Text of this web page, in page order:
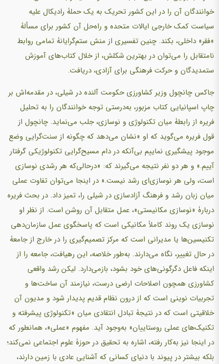
خوانندگان آن را در این کشور تحریک به یک حملۀ رادیکال علیه
سیاست کمک خارجی ایالات متحده و راه‌حل آن کشور برای مسألۀ
«فقر» داخلی، بکند. چنین تفسیری از منش ستم‌گرایانۀ تمامی روابط
نامتقابل را می‌توان در بهترین شکلش، از خلال کتاب‌های آموزش
ستمدیدگان و حرکت فرهنگی برای آزادی، دریافت.
جاکس چانچول وزیر کشاورزی حکومت آلنده در شیلی، در مقدمه‌اش بر
چاپ اسپانیایی کتاب مزبور، به‌درستی توجه خوانندگان را به تحلیل
فریره از رابطۀ میان تکنولوژی و نوسازی، جلب می‌نماید. چانچول از
قول فریره می‌گوید که او «نشان می‌دهد که چگونه از سنت‌گرایی وضع
موجود پیشگیری نماییم بی‌آنکه در دام مسیح‌گرایی تکنولوژیکی گرفتار
آییم.» و هر دو نفر نتیجه می‌گیرند که: «درحالی‌که هر رشدی نوسازی
است، ولی هر نوسازی‌ای رشد نیست.» در اینجا می‌توان تفاوت عملی
میان زبان رشد و فرهنگ آزادسازی در شیلی را، تمیز داد. در بحث فریره
دربارۀ «نوسازی مکانیستی»، عمل متقابل آن روشن است. از نظر او
نوسازی یک روند کاملاً مکانیکی است که پاسخگوی عمل سازمان‌دهی
تکنیسین‌ها یا مدیرانی است که مرکز تصمیم‌گیری را در خارج از جامعۀ
در حال تغییر، نگاه می‌دارند. به‌طور خلاصه، این رهیافت، جامعه را از
اینکه فاعل دگرگونی‌های خود بشود، بازمی‌دارد. لیکن رشد واقعی
کشاورزی همچون اصلاحات ارضی درست، نیازمند آن ساخت‌ها و
تجربیات نوینی است که از درون نظام قدیم پدیدار شود و مدیون آن
خلاقیتی است که در نتیجۀ تبادل انتقادی میان «تکنولوژی پیشرفته و
تکنیک‌های عملی روستاییان» به‌وجود آید. مفهوم «عملی»، همانطور که
در اینجا نیز به‌کار رفته، اشاره به تحقیق در حوزۀ علوم اجتماعی نمی‌کند؛
بلکه بیشتر در پیوند با دنیای کسانی که آشنایی عادی با زمین دارند،